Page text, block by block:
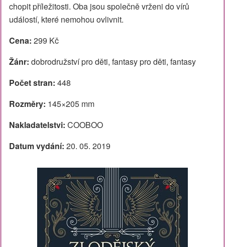
chopit příležitosti. Oba jsou společně vrženi do vírů
událostí, které nemohou ovlivnit.
Cena: 299 Kč
Žánr: dobrodružství pro děti, fantasy pro děti, fantasy
Počet stran: 448
Rozměry: 145×205 mm
Nakladatelstvi: COOBOO
Datum vydání: 20. 05. 2019